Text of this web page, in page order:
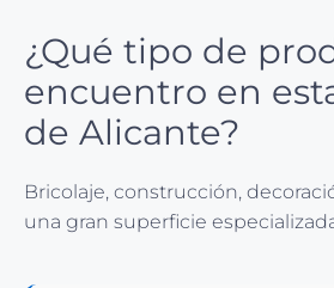
¿Qué tipo de
encuentro en
de Alicante?
Bricolaje, construcción,
una gran superficie